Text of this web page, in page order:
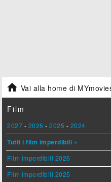
 Vai alla home di
Film
2027 - 2026 -2025 - 2024
Tutti i film imperdibili »
Film imperdibili 2026
Film imperdibili 2025